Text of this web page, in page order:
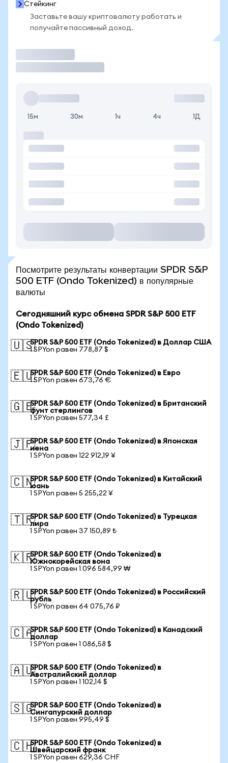
Стейкинг
Заставьте вашу криптовалюту работать и
получайте пассивный доход.
15м 30м 1ч 4ч 1Д
Посмотрите результаты конвертации SPDR S&P
500 ETF (Ondo Tokenized) в популярные
валюты
Сегодняшний курс обмена SPDR S&P 500 ETF
(Ondo Tokenized)
🇺🇸SPDR S&P 500 ETF (Ondo Tokenized) в Доллар США
1 SPYon равен 778,87 $
🇪🇺SPDR S&P 500 ETF (Ondo Tokenized) в Евро
1 SPYon равен 673,76 €
🇬🇧SPDR S&P 500 ETF (Ondo Tokenized) в Британский
фунт стерлингов
1 SPYon равен 577,34 £
🇯🇵SPDR S&P 500 ETF (Ondo Tokenized) в Японская
иена
1 SPYon равен 122 912,19 ¥
🇨🇳SPDR S&P 500 ETF (Ondo Tokenized) в Китайский
юань
1 SPYon равен 5 255,22 ¥
🇹🇷SPDR S&P 500 ETF (Ondo Tokenized) в Турецкая
лира
1 SPYon равен 37 150,89 ₺
🇰🇷SPDR S&P 500 ETF (Ondo Tokenized) в
Южнокорейская вона
1 SPYon равен 1 096 584,99 ₩
🇷🇺SPDR S&P 500 ETF (Ondo Tokenized) в Российский
рубль
1 SPYon равен 64 075,76 ₽
🇨🇦SPDR S&P 500 ETF (Ondo Tokenized) в Канадский
доллар
1 SPYon равен 1 086,58 $
🇦🇺SPDR S&P 500 ETF (Ondo Tokenized) в
Австралийский доллар
1 SPYon равен 1 102,14 $
🇸🇬SPDR S&P 500 ETF (Ondo Tokenized) в
Сингапурский доллар
1 SPYon равен 995,49 $
🇨🇭SPDR S&P 500 ETF (Ondo Tokenized) в
Швейцарский франк
1 SPYon равен 629,36 CHF